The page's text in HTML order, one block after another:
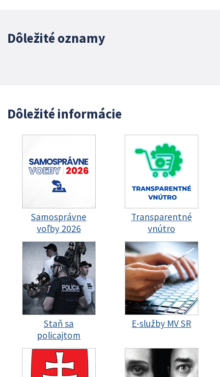
Dôležité oznamy
Dôležité informácie
Samosprávne
voľby 2026
Transparentné
vnútro
Staň sa
policajtom
E-služby MV SR